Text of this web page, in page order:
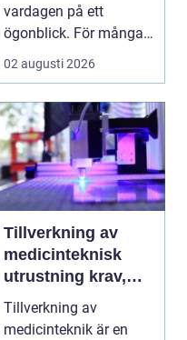
vardagen på ett
ögonblick. För många i
Mölndal blir första
frågan:...
02 augusti 2026
Tillverkning av
medicinteknisk
utrustning krav,
kvalitet och
precision
Tillverkning av
medicinteknik är en